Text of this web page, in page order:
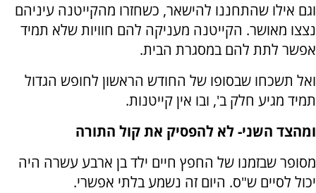
וגם אילו שהתחננו להישאר, כשחזרו מהקייטנה עיניהם
נצצו מאושר. הקייטנה מעניקה להם חוויות שלא תמיד
אפשר לתת להם במסגרת הבית.
ואל תשכחו שבסופו של החודש הראשון לחופש הגדול
תמיד מגיע חלק ב', ובו אין קייטנות.
ומהצד השני- לא להפסיק את קול התורה
מסופר שבזמנו של החפץ חיים ילד בן ארבע עשרה היה
יכול לסיים ש"ס. היום זה נשמע בלתי אפשרי.